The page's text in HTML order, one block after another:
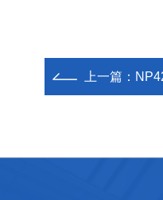
上一篇：